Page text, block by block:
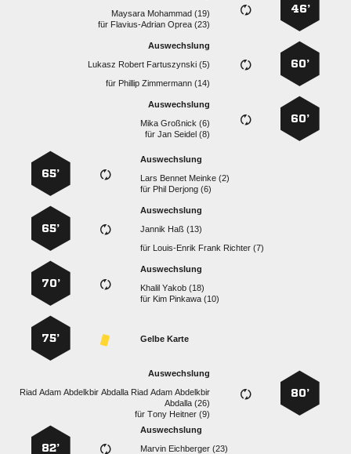
46’
  
für   
60’
Auswechslung
   
für   
60’
Auswechslung
  
für  
Auswechslung
   
für   
65’
Auswechslung
  
für    
65’
Auswechslung
  
für   
70’
Gelbe Karte
75’
80’
Auswechslung
      
 
für  
Auswechslung
  
82’